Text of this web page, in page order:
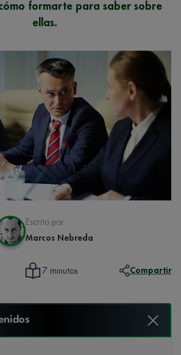
formarte para saber sobre
ellas.
Escrito por
Marcos Nebreda
7 minutos Compartir